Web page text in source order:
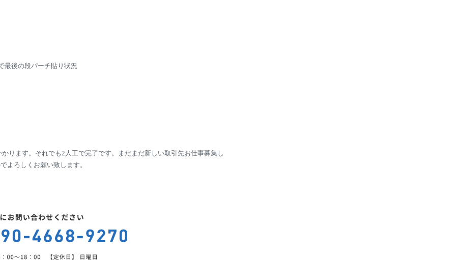
最後の段パーチ貼り状況
ります。それでも2人工で完了です。まだまだ新しい取引先お仕事募集し
よろしくお願い致します。